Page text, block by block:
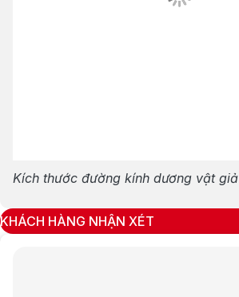
Kích thước đường kính dương vật giả
KHÁCH HÀNG NHẬN XÉT